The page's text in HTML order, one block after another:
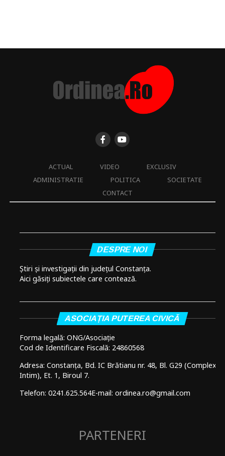
ACTUAL VIDEO
EXCLUSIV
ADMINISTRATIE
POLITICA
SOCIETATE
CONTACT
DESPRE NOI
Știri și investigații din județul Constanța.
Aici găsiți subiectele care contează.
ASOCIAȚIA PUTEREA CIVICĂ
Forma legală: ONG/Asociație
Cod de Identificare Fiscală: 24860568
Adresa: Constanța, Bd. IC Brătianu nr. 48, Bl. G29 (Complex
Intim), Et. 1, Biroul 7.
Telefon: 0241.625.564E-mail: ordinea.ro@gmail.com
PARTENERI